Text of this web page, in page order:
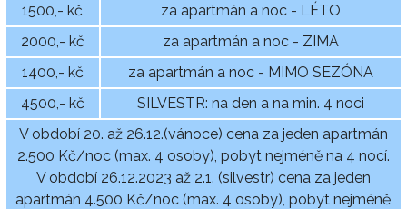
1500,- kč
za apartmán a noc - LÉTO
2000,- kč
za apartmán a noc - ZIMA
1400,- kč
za apartmán a noc - MIMO SEZÓNA
4500,- kč
SILVESTR: na den a na min. 4 noci
V období 20. až 26.12.(vánoce) cena za jeden apartmán
2.500 Kč/noc (max. 4 osoby), pobyt nejméně na 4 nocí.
V období 26.12.2023 až 2.1. (silvestr) cena za jeden
apartmán 4.500 Kč/noc (max. 4 osoby), pobyt nejméně